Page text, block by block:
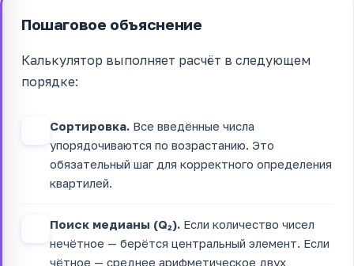
Пошаговое объяснение
Калькулятор выполняет расчёт в следующем
порядке:
Сортировка. Все введённые числа
упорядочиваются по возрастанию. Это
обязательный шаг для корректного определения
квартилей.
Поиск медианы (Q₂). Если количество чисел
нечётное — берётся центральный элемент. Если
чётное — среднее арифметическое двух